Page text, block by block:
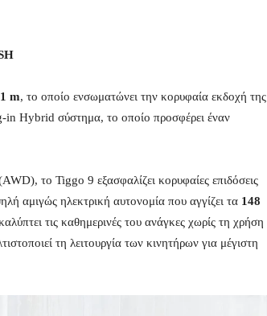
m, το οποίο ενσωματώνει την κορυφαία εκδοχή της
in Hybrid σύστημα, το οποίο προσφέρει έναν
το Tiggo 9 εξασφαλίζει κορυφαίες επιδόσεις
αμιγώς ηλεκτρική αυτονομία που αγγίζει τα 148
τις καθημερινές του ανάγκες χωρίς τη χρήση
τη λειτουργία των κινητήρων για μέγιστη